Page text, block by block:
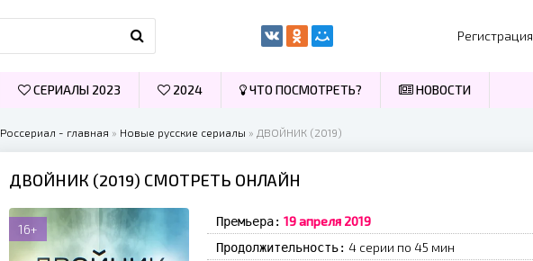
Россериал - главная » Новые русские сериалы » ДВОЙНИК (2019)
ДВОЙНИК (2019) СМОТРЕТЬ ОНЛАЙН
16+ Премьера: 19 aпpeля 2019
Продолжительность: 4 серии по 45 мин
Регистрация
СЕРИАЛЫ 2023 2024 ЧТО ПОСМОТРЕТЬ? НОВОСТИ